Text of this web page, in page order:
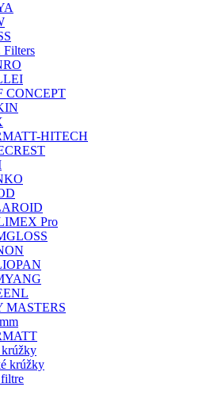
Filters
CONCEPT
HITECH
Pro
MASTERS
krúžky
krúžky